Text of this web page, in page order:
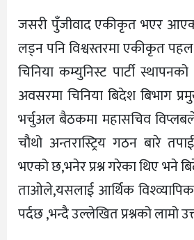
जसरी पुँजीवाद एकीकृत भएर
लड्न पनि विश्वस्तरमा एकीकृत पहल
चिनिया कम्युनिस्ट पार्टी
अवसरमा चिनिया बिदेश बिभाग
भर्चुअल बैठकमा महासचिव
चौथो अन्तरास्ट्रिय गठन बारे
भएको छ,भनेर प्रश्न गरेका थिए भने
ताओले,यसलाई आर्थिक
पर्दछ ,भन्दै उल्लेखित प्रश्नको लामो